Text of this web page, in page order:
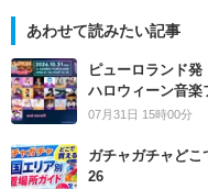
あわせて読みたい記事
ピューロランド
ハロウィーン音楽
07月31日 15時00分
ガチャガチャど
26